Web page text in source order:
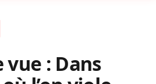
vue : Dans